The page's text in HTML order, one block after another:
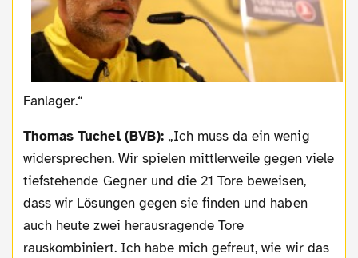
Fanlager.“
Thomas Tuchel (BVB):„Ich muss da ein wenig
widersprechen. Wir spielen mittlerweile gegen viele
tiefstehende Gegner und die 21 Tore beweisen,
dass wir Lösungen gegen sie finden und haben
auch heute zwei herausragende Tore
rauskombiniert. Ich habe mich gefreut, wie wir das